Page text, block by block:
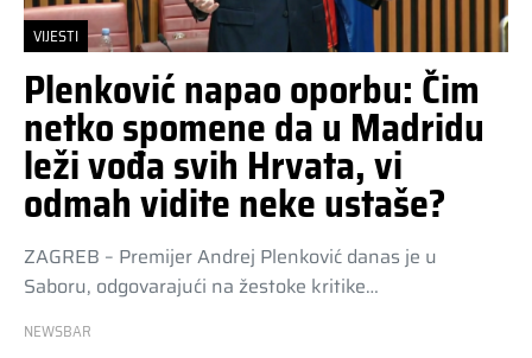
VIJESTI
Plenković napao oporbu: Čim
netko spomene da u Madridu
leži vođa svih Hrvata, vi
odmah vidite neke ustaše?
ZAGREB – Premijer Andrej Plenković danas je u
Saboru, odgovarajući na žestoke kritike…
NEWSBAR